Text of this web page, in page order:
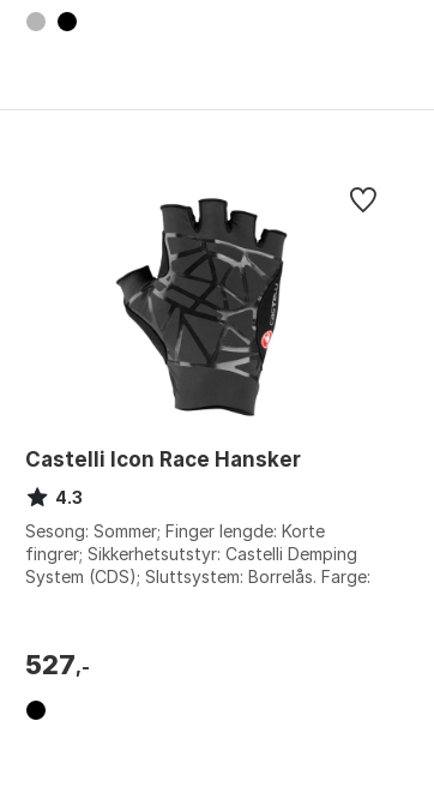
Castelli Icon Race Hansker
4.3
Sesong: Sommer; Finger lengde: Korte
fingrer; Sikkerhetsutstyr: Castelli Demping
System (CDS); Sluttsystem: Borrelås. Farge:
527,-